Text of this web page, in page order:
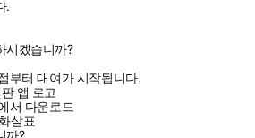
.
시겠습니까?
부터 대여가 시작됩니다.
서 다운로드
까?